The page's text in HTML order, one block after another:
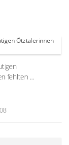
fehlten …